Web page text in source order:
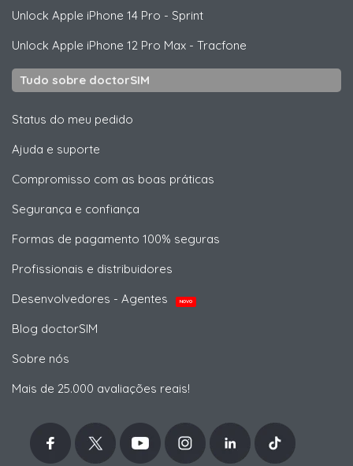
Unlock Apple iPhone 14 Pro - Sprint
Unlock Apple iPhone 12 Pro Max - Tracfone
Tudo sobre doctorSIM
Status do meu pedido
Ajuda e suporte
Compromisso com as boas práticas
Segurança e confiança
Formas de pagamento 100% seguras
Profissionais e distribuidores
Desenvolvedores - Agentes
NOVO
Blog doctorSIM
Sobre nós
Mais de 25.000 avaliações reais!